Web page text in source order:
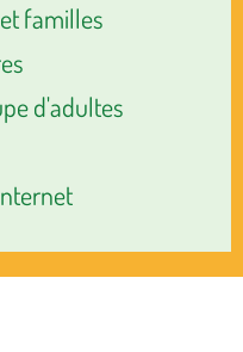
familles
d'adultes